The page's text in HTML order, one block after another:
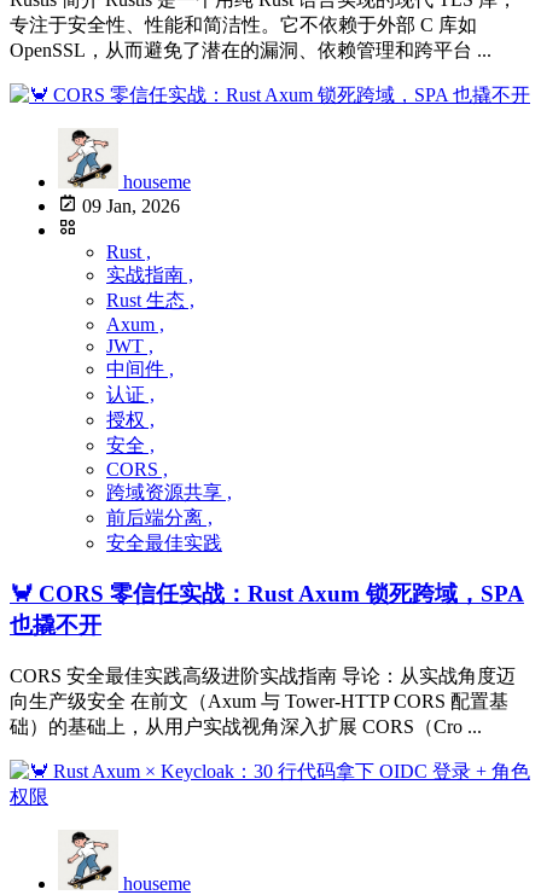
专注于安全性、性能和简洁性。它不依赖于外部 C 库如
OpenSSL，从而避免了潜在的漏洞、依赖管理和跨平台 ...
houseme
09 Jan, 2026
Rust ,
实战指南 ,
Rust 生态 ,
Axum ,
JWT ,
中间件 ,
认证 ,
授权 ,
安全 ,
CORS ,
跨域资源共享 ,
前后端分离 ,
安全最佳实践
🦀 CORS 零信任实战：Rust Axum 锁死跨域，SPA
也撬不开
CORS 安全最佳实践高级进阶实战指南 导论：从实战角度迈
向生产级安全 在前文（Axum 与 Tower-HTTP CORS 配置基
础）的基础上，从用户实战视角深入扩展 CORS（Cro ...
houseme